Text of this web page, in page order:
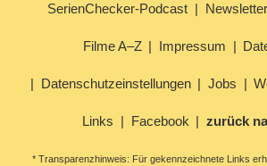
SerienChecker-Podcast Newsletter
Filme A–Z Impressum
Datenschutzeinstellungen Jobs
Links Facebook zurück
* Transparenzhinweis: Für gekennzeichnete Links